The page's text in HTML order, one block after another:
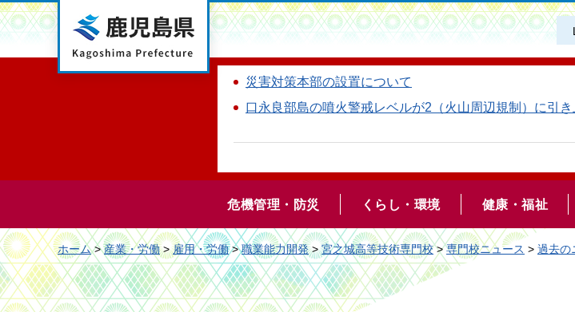
鹿児島県
災害対策本部の設置について
口永良部島の噴火警戒レベルが2（火山周辺規制）に引
危機管理・防災 くらし・環境 健康・福祉
ホーム>産業・労働>雇用・労働>職業能力開発>宮之城高等技術専門校>専門校ニュース > 過去の